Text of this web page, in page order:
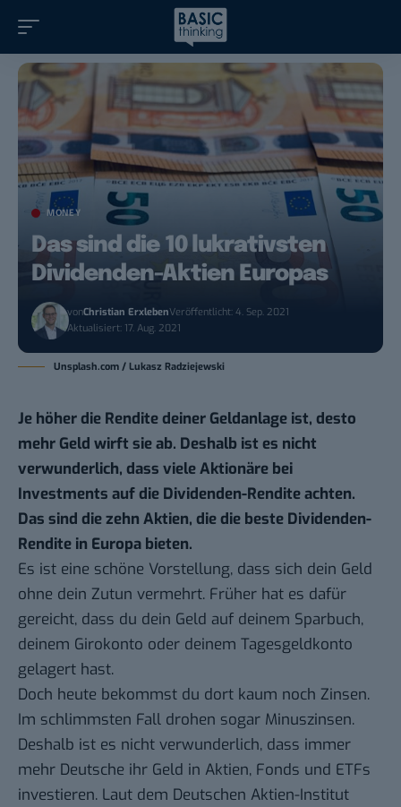
MONEY
Das sind die 10 lukrativsten
Dividenden-Aktien Europas
vonChristian ErxlebenVeröffentlicht: 4. Sep. 2021
Aktualisiert: 17. Aug. 2021
Unsplash.com / Lukasz Radziejewski
Je höher die Rendite deiner Geldanlage ist, desto
mehr Geld wirft sie ab. Deshalb ist es nicht
verwunderlich, dass viele Aktionäre bei
Investments auf die Dividenden-Rendite achten.
Das sind die zehn Aktien, die die beste Dividenden-
Rendite in Europa bieten.
Es ist eine schöne Vorstellung, dass sich dein Geld
ohne dein Zutun vermehrt. Früher hat es dafür
gereicht, dass du dein Geld auf deinem Sparbuch,
deinem Girokonto oder deinem Tagesgeldkonto
gelagert hast.
Doch heute bekommst du dort kaum noch Zinsen.
Im schlimmsten Fall drohen sogar Minuszinsen.
Deshalb ist es nicht verwunderlich, dass immer
mehr Deutsche ihr Geld in Aktien, Fonds und ETFs
investieren. Laut dem Deutschen Aktien-Institut